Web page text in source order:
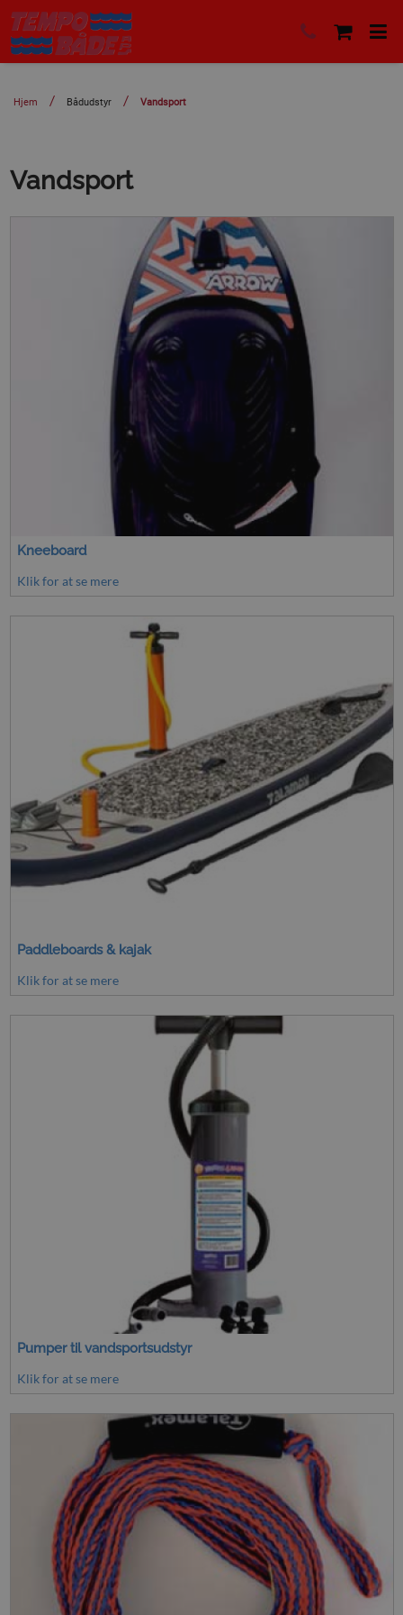
Hjem Bådudstyr Vandsport
Vandsport
Kneeboard
Klik for at se mere
Paddleboards & kajak
Klik for at se mere
Pumper til vandsportsudstyr
Klik for at se mere